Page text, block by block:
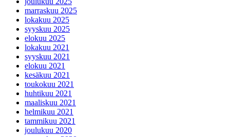
marraskuu 2025
lokakuu 2025
syyskuu 2025
elokuu 2025
lokakuu 2021
syyskuu 2021
elokuu 2021
kesäkuu 2021
toukokuu 2021
huhtikuu 2021
maaliskuu 2021
helmikuu 2021
tammikuu 2021
joulukuu 2020